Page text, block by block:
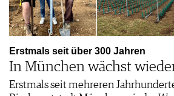
Erstmals seit über 300 Jahren
In München wächst
Erstmals seit mehreren